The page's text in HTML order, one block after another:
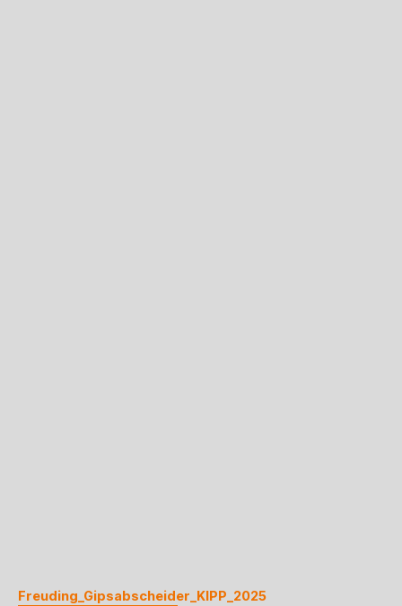
Freuding_Gipsabscheider_KIPP_2025